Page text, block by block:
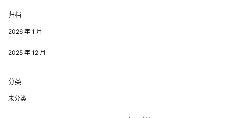
称，某些招商项目在返税方面存在
税政策比…
归档
2026 年 1 月
2025 年 12 月
分类
未分类